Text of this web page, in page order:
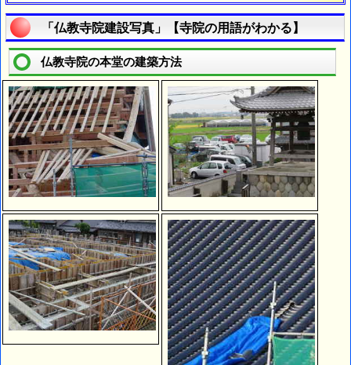
「仏教寺院建設写真」【寺院の用語がわかる】
仏教寺院の本堂の建築方法